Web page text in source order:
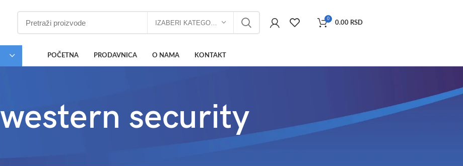
0
0.00 RSD
POČETNA PRODAVNICA O NAMA KONTAKT
western security